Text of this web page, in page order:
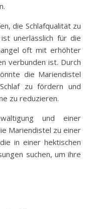
die Schlafqualität zu
unerlässlich für die
oft mit erhöhter
verbunden ist. Durch
die Mariendistel
zu fördern und
zu reduzieren.
und einer
Mariendistel zu einer
in einer hektischen
suchen, um ihre